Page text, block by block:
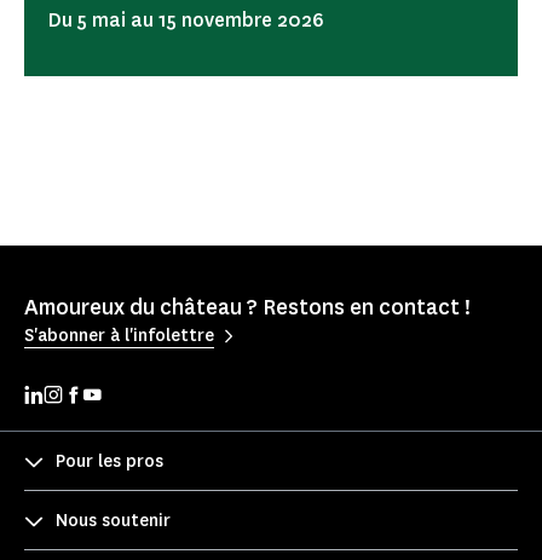
Du 5 mai au 15 novembre 2026
Amoureux du château ? Restons en contact !
S'abonner à l'infolettre
Pour les pros
Nous soutenir